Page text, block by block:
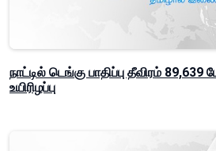
நாட்டில் டெங்கு பாதிப்பு தீவிரம் 89,639
உயிரிழப்பு